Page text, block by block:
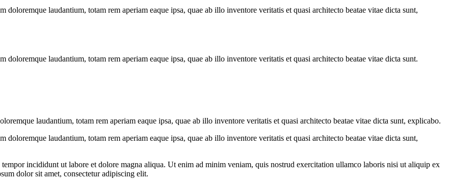
doloremque laudantium, totam rem aperiam eaque ipsa, quae ab illo inventore veritatis et quasi architecto beatae vitae dicta sunt,
doloremque laudantium, totam rem aperiam eaque ipsa, quae ab illo inventore veritatis et quasi architecto beatae vitae dicta sunt.
laudantium, totam rem aperiam eaque ipsa, quae ab illo inventore veritatis et quasi architecto beatae vitae dicta sunt, explicabo.
doloremque laudantium, totam rem aperiam eaque ipsa, quae ab illo inventore veritatis et quasi architecto beatae vitae dicta sunt,
incididunt ut labore et dolore magna aliqua. Ut enim ad minim veniam, quis nostrud exercitation ullamco laboris nisi ut aliquip ex
dolor sit amet, consectetur adipiscing elit.